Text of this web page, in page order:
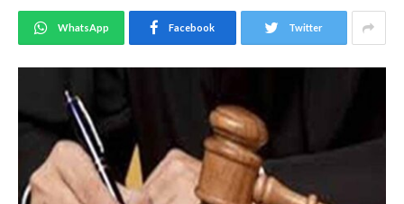
WhatsApp Facebook Twitter